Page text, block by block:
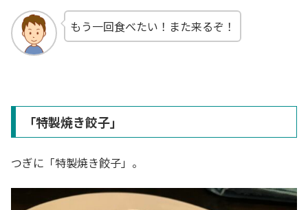
もう一回食べたい！また来るぞ！
「特製焼き餃子」
つぎに「特製焼き餃子」。